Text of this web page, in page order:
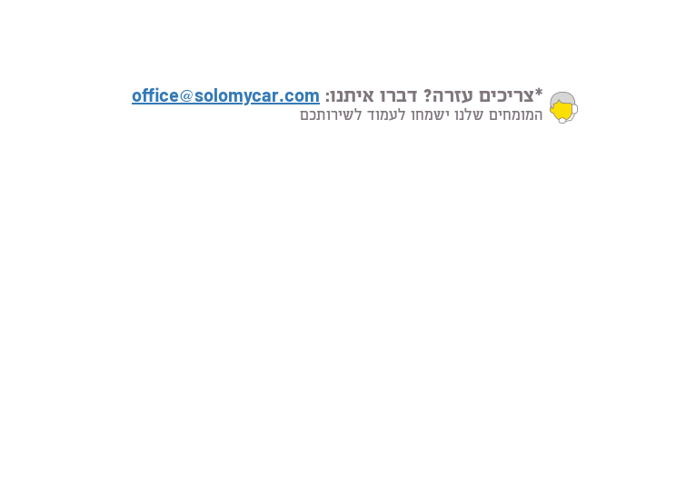
*צריכים עזרה? דברו איתנו: office@solomycar.com
המומחים שלנו ישמחו לעמוד לשירותכם